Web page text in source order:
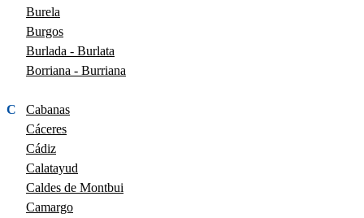
Burela
Burgos
Burlada - Burlata
Borriana - Burriana
C
Cabanas
Cáceres
Cádiz
Calatayud
Caldes de Montbui
Camargo